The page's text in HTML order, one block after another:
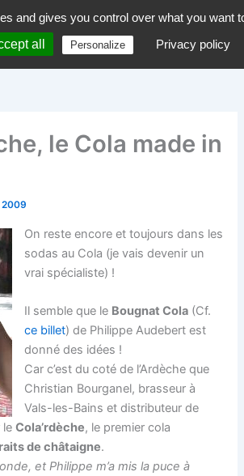
le Cola made in
2009
On reste encore et toujours dans les
sodas au Cola (je vais devenir un
vrai spécialiste) !
Il semble que le Bougnat Cola (Cf.
ce billet) de Philippe Audebert est
donné des idées !
Car c’est du coté de l’Ardèche que
Christian Bourganel, brasseur à
Vals-les-Bains et distributeur de
leCola’rdèche, le premier cola
de châtaigne.
et Philippe m’a mis la puce à
and gives you control over what you want
all Personalize Privacy policy